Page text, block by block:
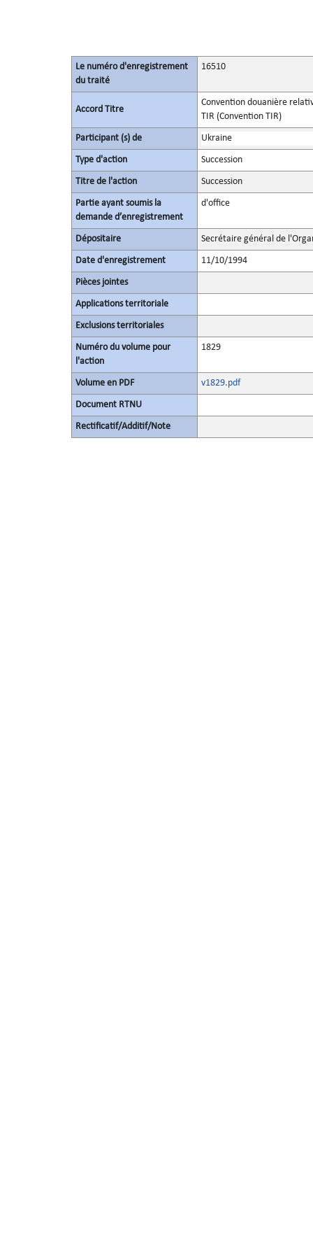
Le numéro d'enregistrement
du traité
16510
Accord Titre
Convention douanière
TIR (Convention TIR)
Participant (s) de Ukraine
Type d'action Succession
Titre de l'action Succession
Partie ayant soumis la
demande d’enregistrement
d'office
Dépositaire Secrétaire général de
Date d'enregistrement 11/10/1994
Pièces jointes
Applications territoriale
Exclusions territoriales
Numéro du volume pour
l'action
1829
Volume en PDF v1829.pdf
Document RTNU
Rectificatif/Additif/Note